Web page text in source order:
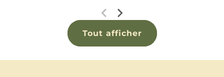
Tout afficher